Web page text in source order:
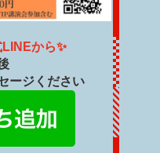
から✨
ージください